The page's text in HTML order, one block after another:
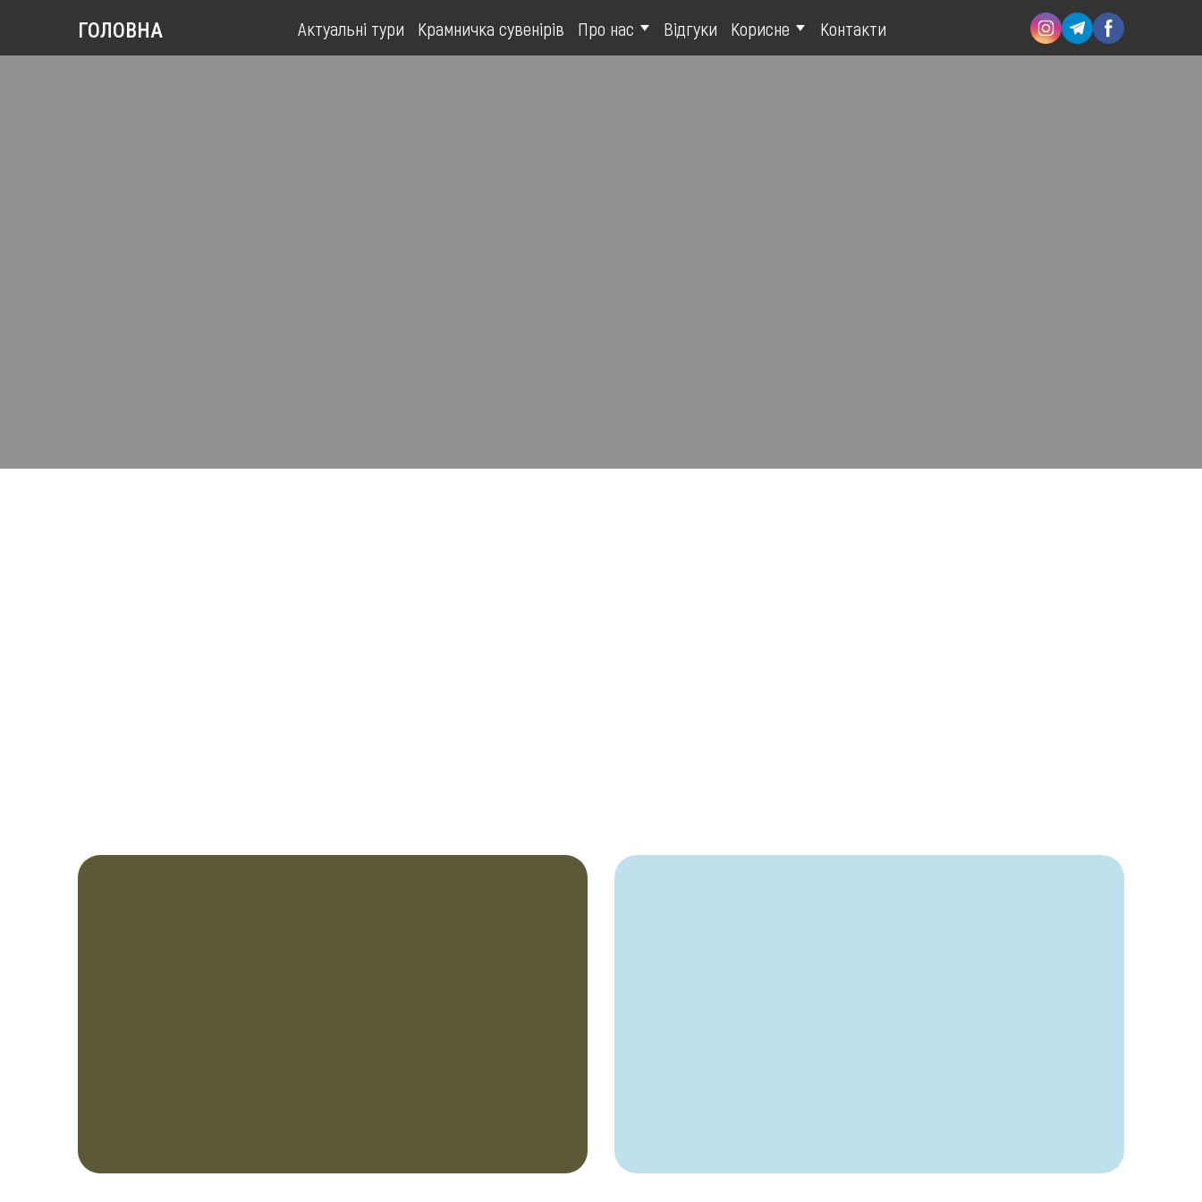
ГОЛОВНА Актуальні тури Крамничка сувенірів Про нас Відгуки Корисне Контакти